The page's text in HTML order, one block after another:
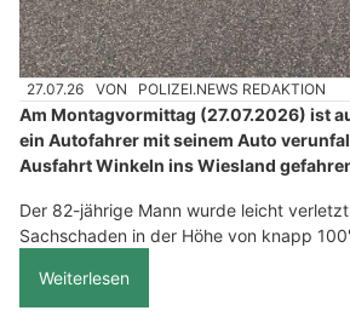
27.07.26 VON POLIZEI.NEWS REDAKTION
Am Montagvormittag (27.07.2026) ist
ein Autofahrer mit seinem Auto
Ausfahrt Winkeln ins Wiesland
Der 82-jährige Mann wurde leicht
Sachschaden in der Höhe von knapp
Weiterlesen